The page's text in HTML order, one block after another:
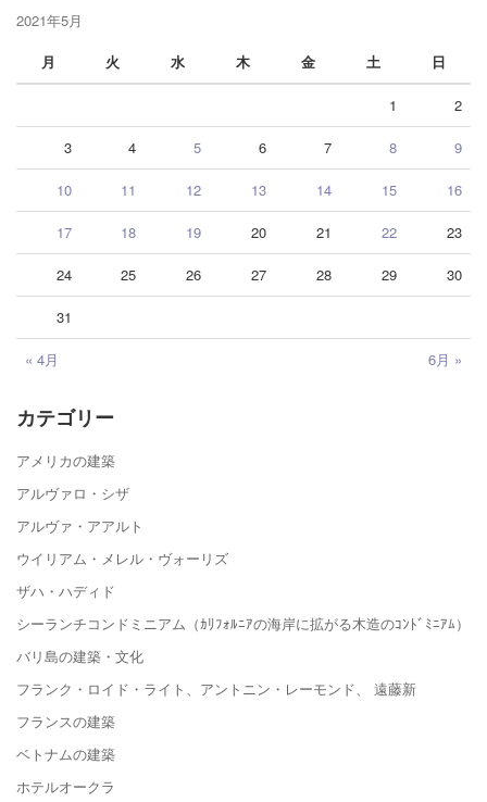
2021年5月
月
火 水 木 金 土 日
« 4月 6月 »
1 2
3 4 5 6 7 8 9
10 11 12 13 14 15 16
17 18 19 20 21 22 23
24 25 26 27 28 29 30
31
カテゴリー
アメリカの建築
アルヴァロ・シザ
アルヴァ・アアルト
ウイリアム・メレル・ヴォーリズ
ザハ・ハディド
シーランチコンドミニアム（ｶﾘﾌｫﾙﾆｱの海岸に拡がる木造のｺﾝﾄﾞﾐﾆｱﾑ）
バリ島の建築・文化
フランク・ロイド・ライト、アントニン・レーモンド、 遠藤新
フランスの建築
ベトナムの建築
ホテルオークラ